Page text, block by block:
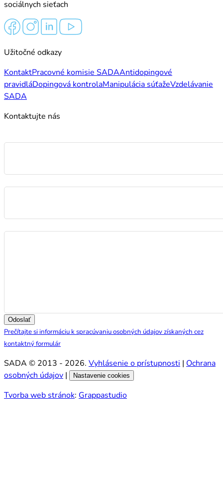
sociálnych sieťach
Užitočné odkazy
KontaktPracovné komisie SADAAntidopingové
pravidláDopingová kontrolaManipulácia súťažeVzdelávanie
SADA
Kontaktujte nás
Odoslať
Prečítajte si informáciu k spracúvaniu osobných údajov získaných cez
kontaktný formulár
SADA © 2013 - 2026. Vyhlásenie o prístupnosti | Ochrana
osobných údajov | Nastavenie cookies
Tvorba web stránok: Grappastudio